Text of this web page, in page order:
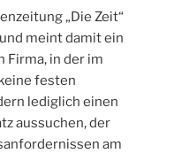
„Die Zeit“
meint damit ein
Firma, in der im
festen
lediglich einen
aussuchen, der
am